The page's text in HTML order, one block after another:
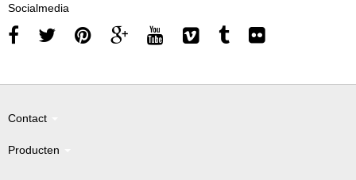
Socialmedia
Contact
Producten